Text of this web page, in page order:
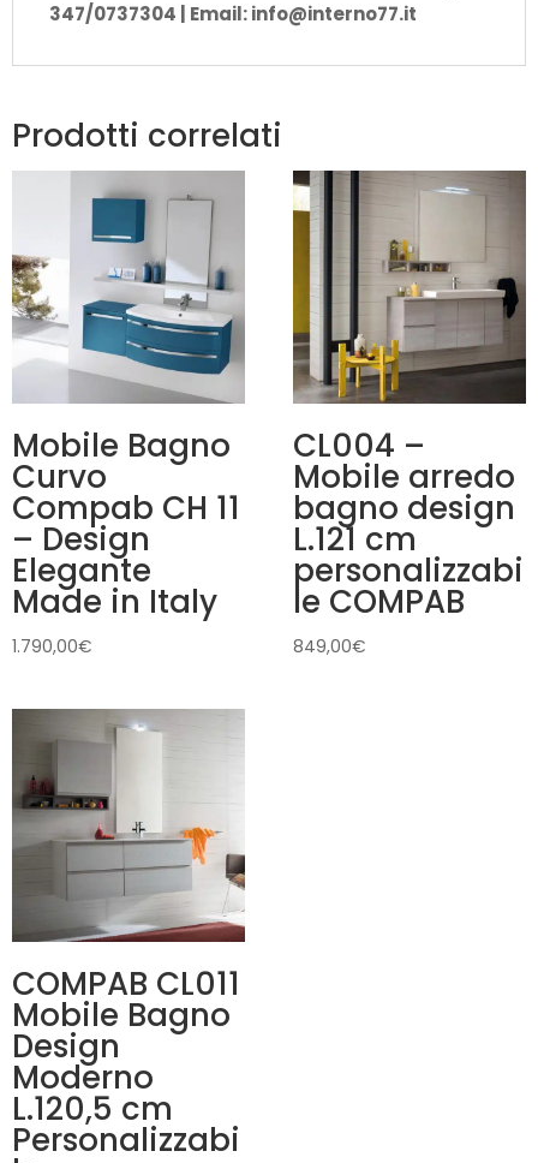
347/0737304 | Email: info@interno77.it
Prodotti correlati
Mobile Bagno
Curvo
Compab CH 11
– Design
Elegante
Made in Italy
1.790,00€
CL004 –
Mobile arredo
bagno design
L.121 cm
personalizzabi
le COMPAB
849,00€
COMPAB CL011
Mobile Bagno
Design
Moderno
L.120,5 cm
Personalizzabi